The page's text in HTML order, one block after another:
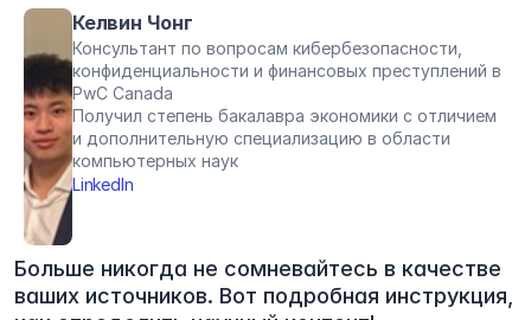
Келвин Чонг
Консультант по вопросам кибербезопасности,
конфиденциальности и финансовых преступлений в
PwC Canada
Получил степень бакалавра экономики с отличием
и дополнительную специализацию в области
компьютерных наук
LinkedIn
Больше никогда не сомневайтесь в качестве
ваших источников. Вот подробная инструкция,